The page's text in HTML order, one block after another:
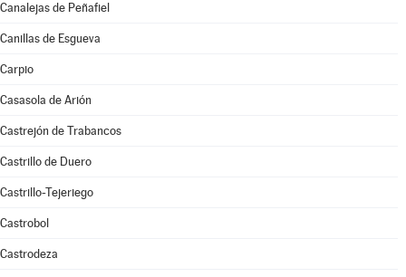
Canalejas de Peñafiel
Canillas de Esgueva
Carpio
Casasola de Arión
Castrejón de Trabancos
Castrillo de Duero
Castrillo-Tejeriego
Castrobol
Castrodeza